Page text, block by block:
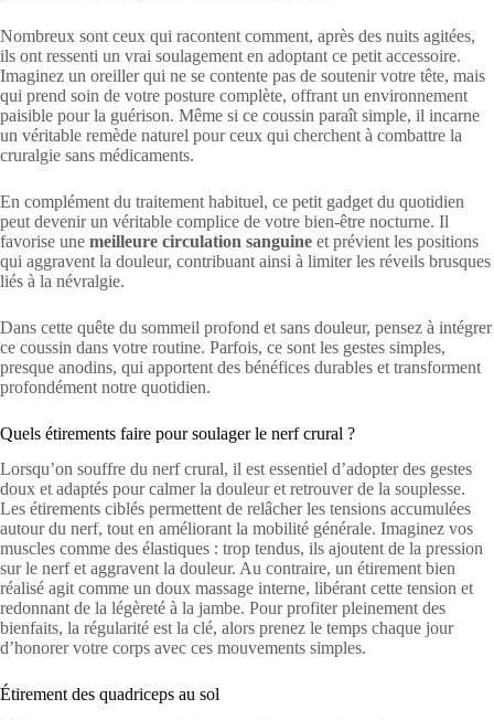
Nombreux sont ceux qui racontent comment, après des nuits agitées,
ils ont ressenti un vrai soulagement en adoptant ce petit accessoire.
Imaginez un oreiller qui ne se contente pas de soutenir votre tête, mais
qui prend soin de votre posture complète, offrant un environnement
paisible pour la guérison. Même si ce coussin paraît simple, il incarne
un véritable remède naturel pour ceux qui cherchent à combattre la
cruralgie sans médicaments.
En complément du traitement habituel, ce petit gadget du quotidien
peut devenir un véritable complice de votre bien-être nocturne. Il
favorise une meilleure circulation sanguine et prévient les positions
qui aggravent la douleur, contribuant ainsi à limiter les réveils brusques
liés à la névralgie.
Dans cette quête du sommeil profond et sans douleur, pensez à intégrer
ce coussin dans votre routine. Parfois, ce sont les gestes simples,
presque anodins, qui apportent des bénéfices durables et transforment
profondément notre quotidien.
Quels étirements faire pour soulager le nerf crural ?
Lorsqu’on souffre du nerf crural, il est essentiel d’adopter des gestes
doux et adaptés pour calmer la douleur et retrouver de la souplesse.
Les étirements ciblés permettent de relâcher les tensions accumulées
autour du nerf, tout en améliorant la mobilité générale. Imaginez vos
muscles comme des élastiques : trop tendus, ils ajoutent de la pression
sur le nerf et aggravent la douleur. Au contraire, un étirement bien
réalisé agit comme un doux massage interne, libérant cette tension et
redonnant de la légèreté à la jambe. Pour profiter pleinement des
bienfaits, la régularité est la clé, alors prenez le temps chaque jour
d’honorer votre corps avec ces mouvements simples.
Étirement des quadriceps au sol